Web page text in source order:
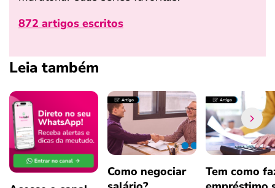
872 artigos escritos
Leia também
Como negociar
Tem como